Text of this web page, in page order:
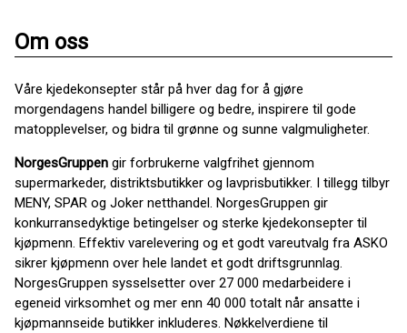
Om oss
Våre kjedekonsepter står på hver dag for å gjøre
morgendagens handel billigere og bedre, inspirere til gode
matopplevelser, og bidra til grønne og sunne valgmuligheter.
NorgesGruppen gir forbrukerne valgfrihet gjennom
supermarkeder, distriktsbutikker og lavprisbutikker. I tillegg tilbyr
MENY, SPAR og Joker netthandel. NorgesGruppen gir
konkurransedyktige betingelser og sterke kjedekonsepter til
kjøpmenn. Effektiv varelevering og et godt vareutvalg fra ASKO
sikrer kjøpmenn over hele landet et godt driftsgrunnlag.
NorgesGruppen sysselsetter over 27 000 medarbeidere i
egeneid virksomhet og mer enn 40 000 totalt når ansatte i
kjøpmannseide butikker inkluderes. Nøkkelverdiene til